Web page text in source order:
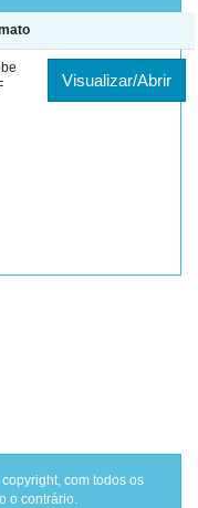
Visualizar/Abrir
com todos os
o contrário.